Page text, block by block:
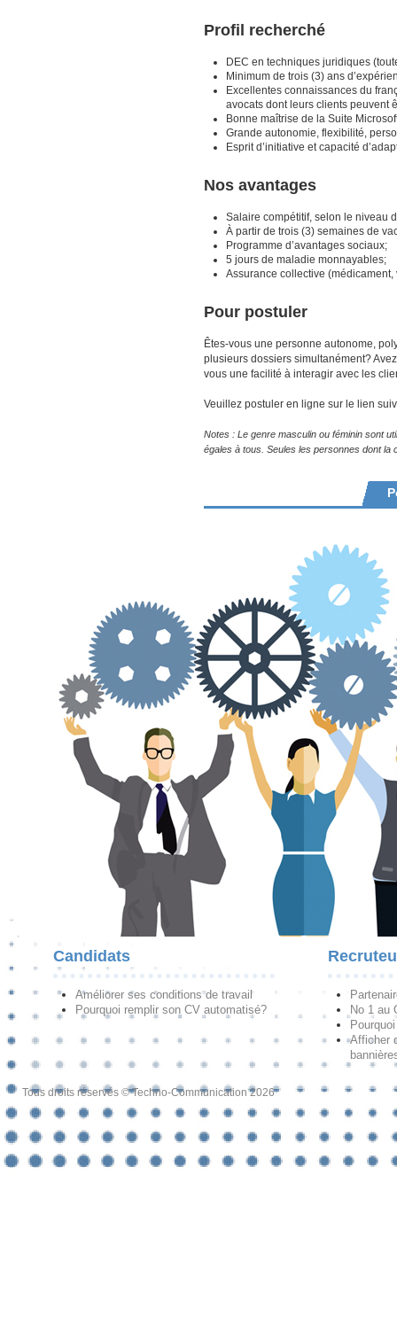
Profil recherché
DEC en techniques juridiques
Minimum de trois (3) ans
Excellentes connaissances du
avocats dont leurs clients peuvent
Bonne maîtrise de la Suite
Grande autonomie, flexibilité,
Esprit d’initiative et capacité
Nos avantages
Salaire compétitif, selon le niveau
À partir de trois (3) semaines de
Programme d’avantages sociaux;
5 jours de maladie monnayables;
Assurance collective
Pour postuler
Êtes-vous une personne autonome,
plusieurs dossiers simultanément?
vous une facilité à interagir avec les
Veuillez postuler en ligne sur le lien
Notes : Le genre masculin ou féminin sont
égales à tous. Seules les personnes dont
Candidats
Améliorer ses conditions de travail
Pourquoi remplir son CV automatisé?
No 1 au
Afficher
Tous droits réservés © Techno-Communication 2026